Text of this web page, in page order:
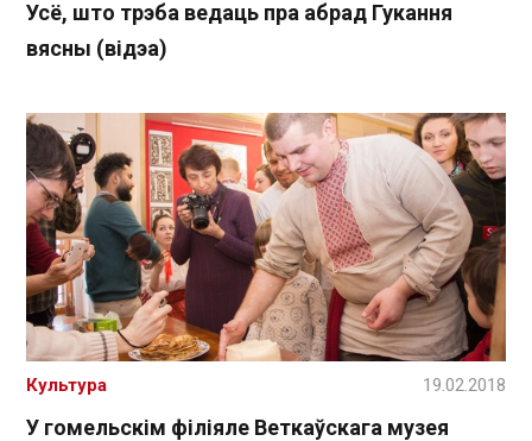
Усё, што трэба ведаць пра абрад Гукання
вясны (відэа)
У гомельскім філіяле Веткаўскага музея
Культура 19.02.2018